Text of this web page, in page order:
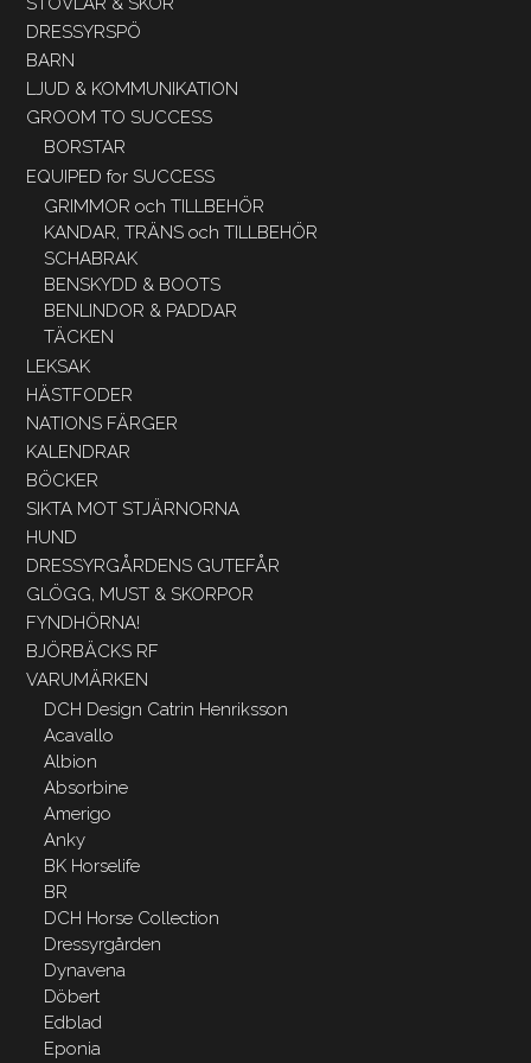
DRESSYRSPÖ
BARN
LJUD & KOMMUNIKATION
GROOM TO SUCCESS
BORSTAR
EQUIPED for SUCCESS
GRIMMOR och TILLBEHÖR
KANDAR, TRÄNS och TILLBEHÖR
SCHABRAK
BENSKYDD & BOOTS
BENLINDOR & PADDAR
TÄCKEN
LEKSAK
HÄSTFODER
NATIONS FÄRGER
KALENDRAR
BÖCKER
SIKTA MOT STJÄRNORNA
HUND
DRESSYRGÅRDENS GUTEFÅR
GLÖGG, MUST & SKORPOR
FYNDHÖRNA!
BJÖRBÄCKS RF
VARUMÄRKEN
DCH Design Catrin Henriksson
Acavallo
Albion
Absorbine
Amerigo
Anky
BK Horselife
BR
DCH Horse Collection
Dressyrgården
Dynavena
Döbert
Edblad
Eponia